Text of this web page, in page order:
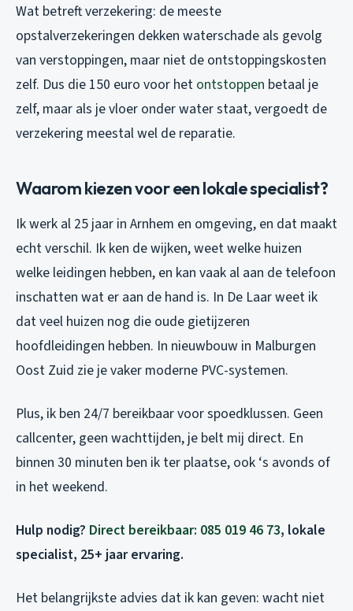
Wat betreft verzekering: de meeste
opstalverzekeringen dekken waterschade als gevolg
van verstoppingen, maar niet de ontstoppingskosten
zelf. Dus die 150 euro voor het ontstoppen betaal je
zelf, maar als je vloer onder water staat, vergoedt de
verzekering meestal wel de reparatie.
Waarom kiezen voor een lokale specialist?
Ik werk al 25 jaar in Arnhem en omgeving, en dat maakt
echt verschil. Ik ken de wijken, weet welke huizen
welke leidingen hebben, en kan vaak al aan de telefoon
inschatten wat er aan de hand is. In De Laar weet ik
dat veel huizen nog die oude gietijzeren
hoofdleidingen hebben. In nieuwbouw in Malburgen
Oost Zuid zie je vaker moderne PVC-systemen.
Plus, ik ben 24/7 bereikbaar voor spoedklussen. Geen
callcenter, geen wachttijden, je belt mij direct. En
binnen 30 minuten ben ik ter plaatse, ook ‘s avonds of
in het weekend.
Hulp nodig? Direct bereikbaar: 085 019 46 73, lokale
specialist, 25+ jaar ervaring.
Het belangrijkste advies dat ik kan geven: wacht niet